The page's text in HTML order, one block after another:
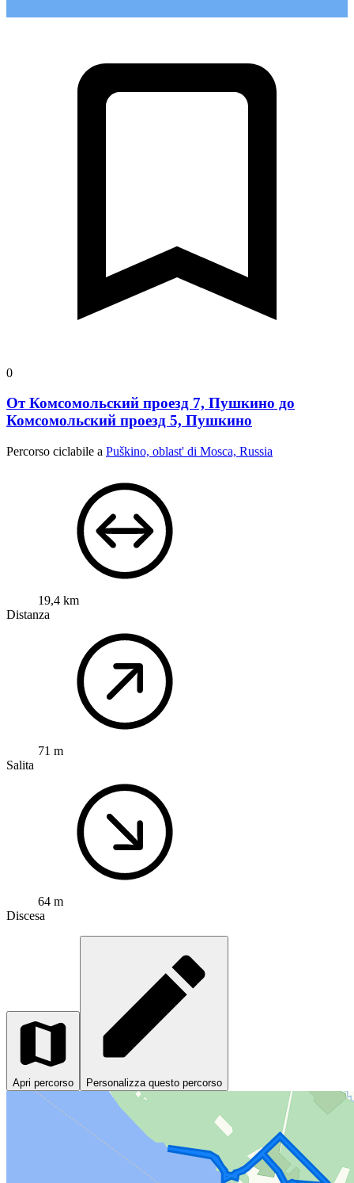
0
От Комсомольский проезд 7, Пушкино до
Комсомольский проезд 5, Пушкино
Percorso ciclabile a Puškino, oblast' di Mosca, Russia
19,4 km
Distanza
71 m
Salita
64 m
Discesa
Apri percorso Personalizza questo percorso